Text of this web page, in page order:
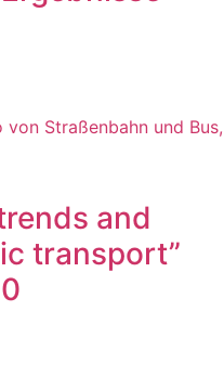
and
transport”